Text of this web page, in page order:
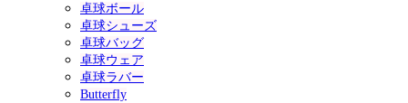
卓球ボール
卓球シューズ
卓球バッグ
卓球ウェア
卓球ラバー
Butterfly